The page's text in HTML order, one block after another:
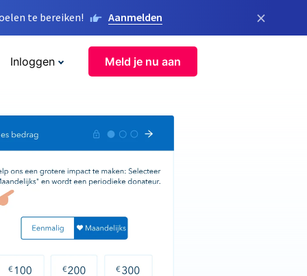
te bereiken! Aanmelden ×
Inloggen Meld je nu aan